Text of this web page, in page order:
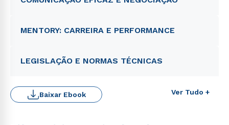
MENTORY: CARREIRA E PERFORMANCE
LEGISLAÇÃO E NORMAS TÉCNICAS
Ver Tudo +
Baixar Ebook